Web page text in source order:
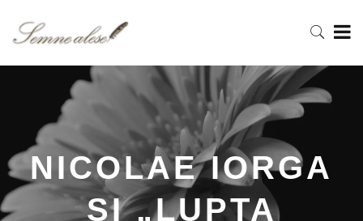
NICOLAE IORGA
ȘI „LUPTA